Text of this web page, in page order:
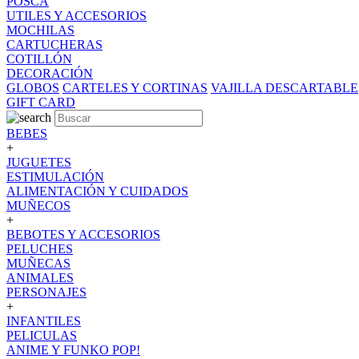
UTILES Y ACCESORIOS
MOCHILAS
CARTUCHERAS
COTILLÓN
DECORACIÓN
GLOBOS CARTELES Y CORTINAS VAJILLA DESCARTABLE
GIFT CARD
BEBES
+
JUGUETES
ESTIMULACIÓN
ALIMENTACIÓN Y CUIDADOS
MUÑECOS
+
BEBOTES Y ACCESORIOS
PELUCHES
MUÑECAS
ANIMALES
PERSONAJES
+
INFANTILES
PELICULAS
ANIME Y FUNKO POP!